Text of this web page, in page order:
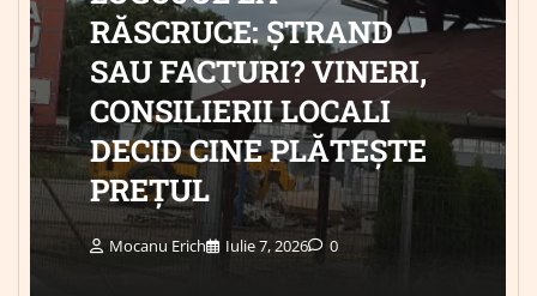
RĂSCRUCE: ȘTRAND
SAU FACTURI? VINERI,
CONSILIERII LOCALI
DECID CINE PLĂTEȘTE
PREȚUL
Mocanu Erich Iulie 7, 2026 0